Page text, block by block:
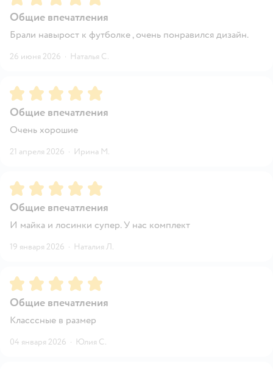
Общие впечатления
Брали навырост к футболке , очень понравился дизайн.
26 июня 2026 · Наталья С.
Рейтинг:5
Общие впечатления
Очень хорошие
21 апреля 2026 · Ирина М.
Рейтинг:5
Общие впечатления
И майка и лосинки супер. У нас комплект
19 января 2026 · Наталия Л.
Рейтинг:5
Общие впечатления
Класссные в размер
04 января 2026 · Юлия С.